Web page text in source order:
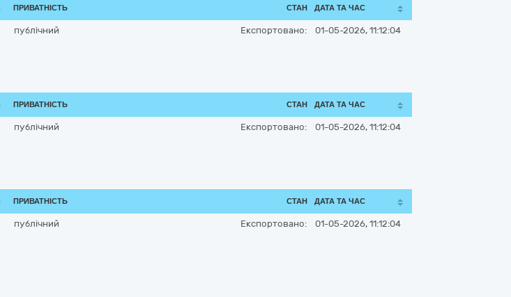
ПРИВАТНІСТЬ СТАН ДАТА ТА ЧАС
публічний Експортовано: 01-05-2026, 11:12:04
ПРИВАТНІСТЬ СТАН ДАТА ТА ЧАС
публічний Експортовано: 01-05-2026, 11:12:04
ПРИВАТНІСТЬ СТАН ДАТА ТА ЧАС
публічний Експортовано: 01-05-2026, 11:12:04